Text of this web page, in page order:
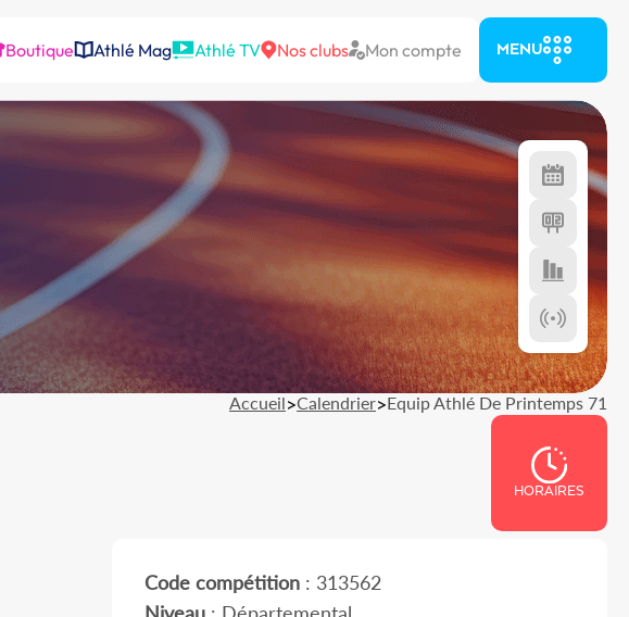
Boutique Athlé Mag Athlé TV Nos clubs Mon compte MENU
Accueil>Calendrier>Equip Athlé De Printemps 71
HORAIRES
Code compétition: 313562